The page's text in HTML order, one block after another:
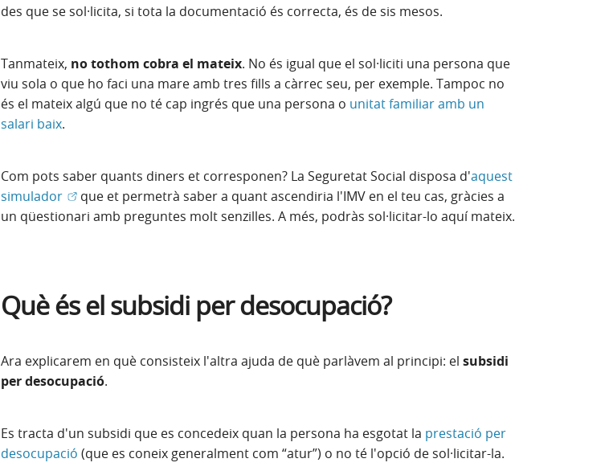
des que se sol·licita, si tota la documentació és correcta, és de sis mesos.
Tanmateix, no tothom cobra el mateix. No és igual que el sol·liciti una persona que
viu sola o que ho faci una mare amb tres fills a càrrec seu, per exemple. Tampoc no
és el mateix algú que no té cap ingrés que una persona o unitat familiar amb un
salari baix.
Com pots saber quants diners et corresponen? La Seguretat Social disposa d'aquest
simulador (Obre en finestra nova)
que et permetrà saber a quant ascendiria l'IMV en el teu cas, gràcies a
un qüestionari amb preguntes molt senzilles. A més, podràs sol·licitar-lo aquí mateix.
Què és el subsidi per desocupació?
Ara explicarem en què consisteix l'altra ajuda de què parlàvem al principi: el subsidi
per desocupació.
Es tracta d'un subsidi que es concedeix quan la persona ha esgotat la prestació per
desocupació (que es coneix generalment com “atur”) o no té l'opció de sol·licitar-la.